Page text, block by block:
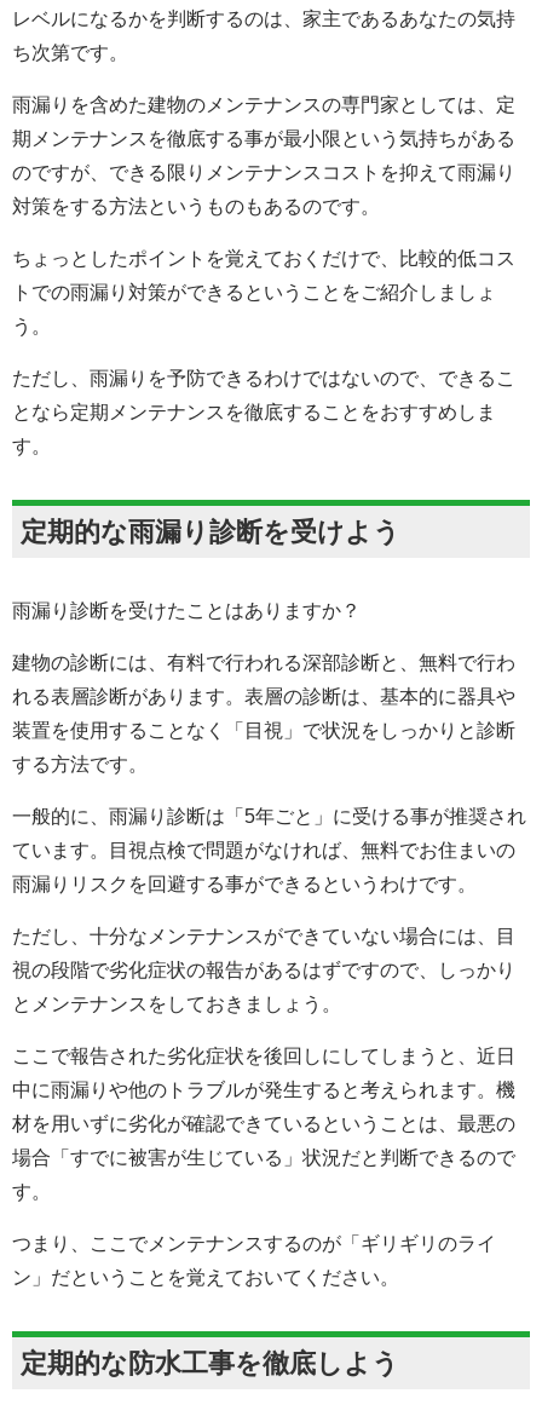
レベルになるかを判断するのは、家主であるあなたの気持
ち次第です。
雨漏りを含めた建物のメンテナンスの専門家としては、定
期メンテナンスを徹底する事が最小限という気持ちがある
のですが、できる限りメンテナンスコストを抑えて雨漏り
対策をする方法というものもあるのです。
ちょっとしたポイントを覚えておくだけで、比較的低コス
トでの雨漏り対策ができるということをご紹介しましょ
う。
ただし、雨漏りを予防できるわけではないので、できるこ
となら定期メンテナンスを徹底することをおすすめしま
す。
定期的な雨漏り診断を受けよう
雨漏り診断を受けたことはありますか？
建物の診断には、有料で行われる深部診断と、無料で行わ
れる表層診断があります。表層の診断は、基本的に器具や
装置を使用することなく「目視」で状況をしっかりと診断
する方法です。
一般的に、雨漏り診断は「5年ごと」に受ける事が推奨され
ています。目視点検で問題がなければ、無料でお住まいの
雨漏りリスクを回避する事ができるというわけです。
ただし、十分なメンテナンスができていない場合には、目
視の段階で劣化症状の報告があるはずですので、しっかり
とメンテナンスをしておきましょう。
ここで報告された劣化症状を後回しにしてしまうと、近日
中に雨漏りや他のトラブルが発生すると考えられます。機
材を用いずに劣化が確認できているということは、最悪の
場合「すでに被害が生じている」状況だと判断できるので
す。
つまり、ここでメンテナンスするのが「ギリギリのライ
ン」だということを覚えておいてください。
定期的な防水工事を徹底しよう